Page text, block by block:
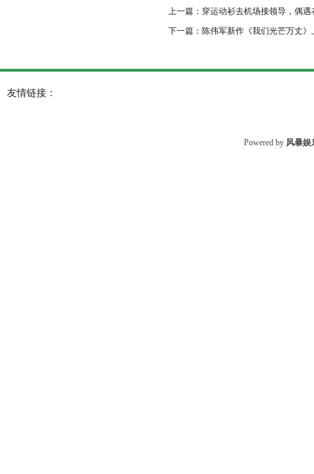
上一篇： 穿运动衫去机场接领导，偶
下一篇： 陈伟军新作《我们光芒万丈
友情链接：
Powered by 风暴娱